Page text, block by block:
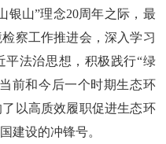
银山”理念20周年之际，最
察工作推进会，深入学习
法治思想，积极践行“绿
前和今后一个时期生态环
以高质效履职促进生态环
建设的冲锋号。